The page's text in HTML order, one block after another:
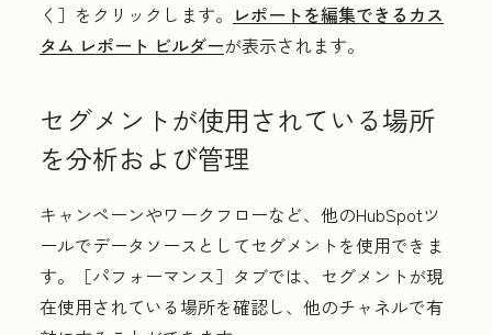
く］ をクリックします。 レポートを編集できるカス
タム レポート ビルダーが表示されます。
セグメントが使用されている場所
を分析および管理
キャンペーンやワークフローなど、他のHubSpotツ
ールでデータソースとしてセグメントを使用できま
す。
［パフォーマンス］タブでは、セグメントが現
在使用されている場所を確認し、他のチャネルで有